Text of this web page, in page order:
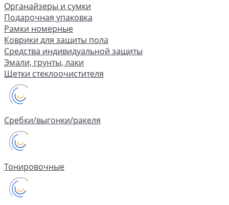
Органайзеры и сумки
Подарочная упаковка
Рамки номерные
Коврики для защиты пола
Средства индивидуальной защиты
Эмали, грунты, лаки
Щетки стеклоочистителя
Сребки/выгонки/ракеля
Тонировочные